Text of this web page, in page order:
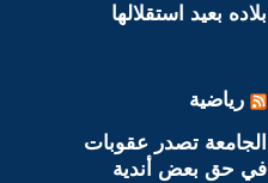
بلاده بعيد استقلالها
رياضية
الجامعة تصدر عقوبات
في حق بعض أندية